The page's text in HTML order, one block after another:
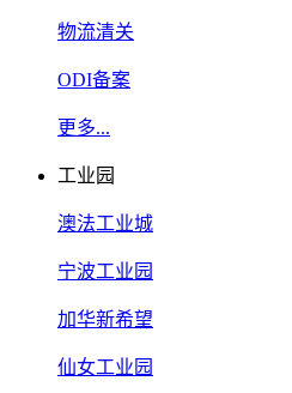
物流清关
ODI备案
更多...
工业园
澳法工业城
宁波工业园
加华新希望
仙女工业园